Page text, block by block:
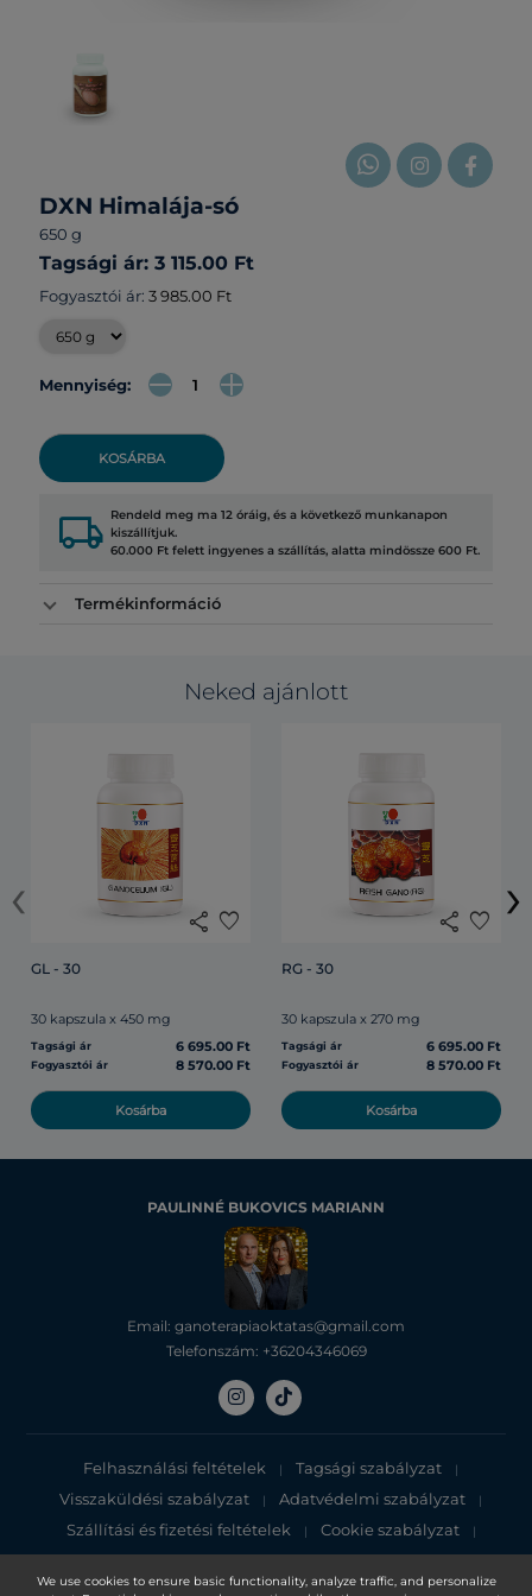
We use cookies to ensure basic functionality, analyze traffic, and personalize
DXN Himalája-só
650 g
Tagsági ár: 3 115.00 Ft
Fogyasztói ár: 3 985.00 Ft
Mennyiség:
KOSÁRBA
local_shipping Rendeld meg ma 12 óráig, és a következő munkanapon
kiszállítjuk.
60.000 Ft felett ingyenes a szállítás, alatta mindössze 600 Ft.
Termékinformáció
Neked ajánlott
share favorite
GL - 30
30 kapszula x 450 mg
Tagsági ár 6 695.00 Ft
Fogyasztói ár 8 570.00 Ft
Kosárba
share favorite
RG - 30
30 kapszula x 270 mg
Tagsági ár 6 695.00 Ft
Fogyasztói ár 8 570.00 Ft
Kosárba
‹ ›
PAULINNÉ BUKOVICS MARIANN
Email: ganoterapiaoktatas@gmail.com
Telefonszám: +36204346069
Felhasználási feltételek | Tagsági szabályzat |
Visszaküldési szabályzat | Adatvédelmi szabályzat |
Szállítási és fizetési feltételek | Cookie szabályzat |
Adatvédelmi tájékoztató